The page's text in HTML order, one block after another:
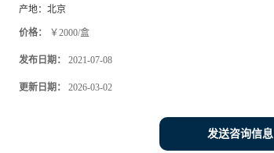
产地： 北京
价格： ￥2000/盒
发布日期： 2021-07-08
更新日期： 2026-03-02
发送咨询信息